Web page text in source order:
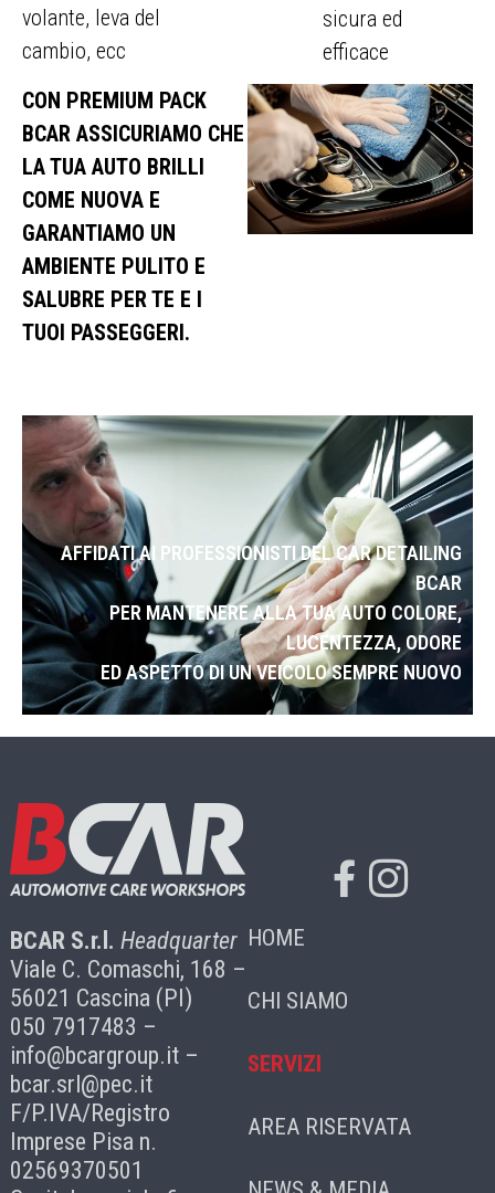
volante, leva del
cambio, ecc
sicura ed
efficace
CON PREMIUM PACK
BCAR ASSICURIAMO CHE
LA TUA AUTO BRILLI
COME NUOVA E
GARANTIAMO UN
AMBIENTE PULITO E
SALUBRE PER TE E I
TUOI PASSEGGERI.
AFFIDATI AI PROFESSIONISTI DEL CAR DETAILING
BCAR
PER MANTENERE ALLA TUA AUTO COLORE,
LUCENTEZZA, ODORE
ED ASPETTO DI UN VEICOLO SEMPRE NUOVO
BCAR S.r.l. Headquarter
Viale C. Comaschi, 168 –
56021 Cascina (PI)
050 7917483 –
info@bcargroup.it–
bcar.srl@pec.it
F/P.IVA/Registro
Imprese Pisa n.
02569370501
HOME
CHI SIAMO
SERVIZI
AREA RISERVATA